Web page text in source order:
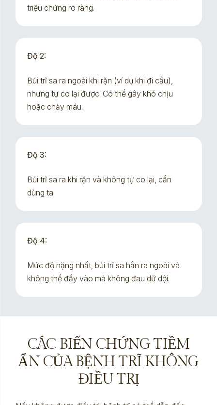
triệu chứng rõ ràng.
Độ 2:
Búi trĩ sa ra ngoài khi rặn (ví dụ khi đi cầu),
nhưng tự co lại được. Có thể gây khó chịu
hoặc chảy máu.
Độ 3:
Búi trĩ sa ra khi rặn và không tự co lại, cần
dùng ta.
Độ 4:
Mức độ nặng nhất, búi trĩ sa hẳn ra ngoài và
không thể đẩy vào mà không đau dữ dội.
CÁC BIẾN CHỨNG TIỀM
ẨN CỦA BỆNH TRĨ KHÔNG
ĐIỀU TRỊ